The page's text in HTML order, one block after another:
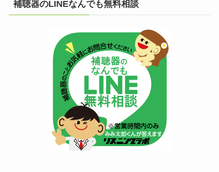
補聴器のLINEなんでも無料相談